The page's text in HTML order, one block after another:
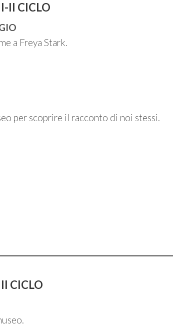
I-II CICLO
a Freya Stark.
per scoprire il racconto di noi stessi.
CICLO